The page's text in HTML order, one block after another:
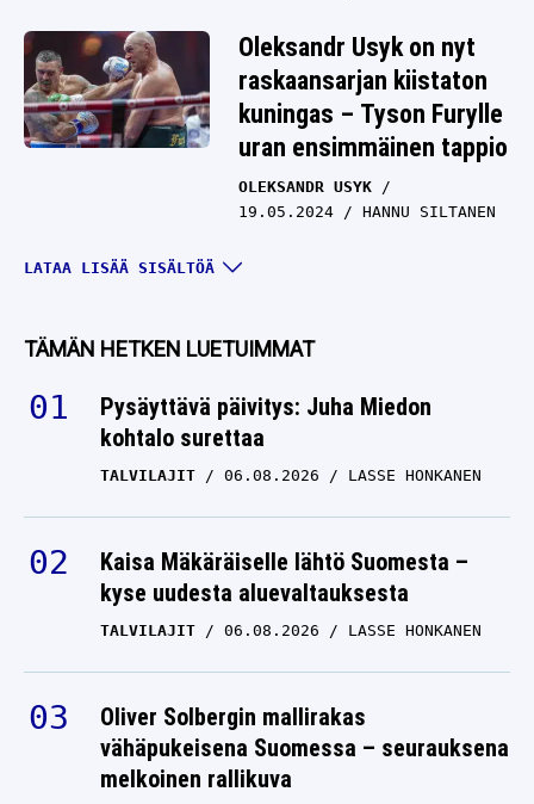
Oleksandr Usyk on nyt
raskaansarjan kiistaton
kuningas – Tyson Furylle
uran ensimmäinen tappio
OLEKSANDR USYK
19.05.2024
HANNU SILTANEN
Raskaat nyrkit heiluvat
Fury ja Oleksandr Usyk
OLEKSANDR USYK
18.05.2024
LATAA LISÄÄ SISÄLTÖÄ
TÄMÄN HETKEN LUETUIMMAT
Pysäyttävä päivitys: Juha Miedon
kohtalo surettaa
TALVILAJIT 06.08.2026 LASSE HONKANEN
Kaisa Mäkäräiselle lähtö Suomesta –
kyse uudesta aluevaltauksesta
TALVILAJIT 06.08.2026 LASSE HONKANEN
Oliver Solbergin mallirakas
vähäpukeisena Suomessa – seurauksena
melkoinen rallikuva